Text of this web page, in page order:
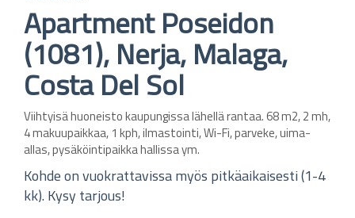
Apartment Poseidon
(1081), Nerja, Malaga,
Costa Del Sol
Viihtyisä huoneisto kaupungissa lähellä rantaa. 68 m2, 2 mh,
4 makuupaikkaa, 1 kph, ilmastointi, Wi-Fi, parveke, uima-
allas, pysäköintipaikka hallissa ym.
Kohde on vuokrattavissa myös pitkäaikaisesti (1-4
kk). Kysy tarjous!